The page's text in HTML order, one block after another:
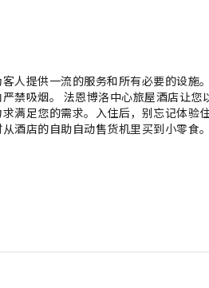
人提供一流的服务和所有必要的设施
禁吸烟。 法恩博洛中心旅屋酒店让
满足您的需求。入住后，别忘记体验
酒店的自助自动售货机里买到小零食